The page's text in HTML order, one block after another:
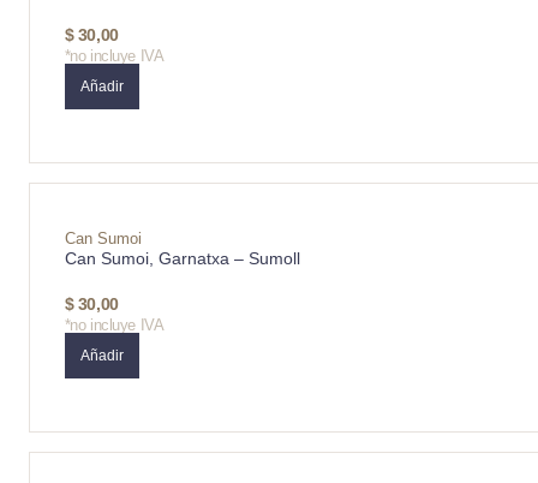
$30,00
*no incluye IVA
Añadir
Can Sumoi
Can Sumoi, Garnatxa – Sumoll
$30,00
*no incluye IVA
Añadir